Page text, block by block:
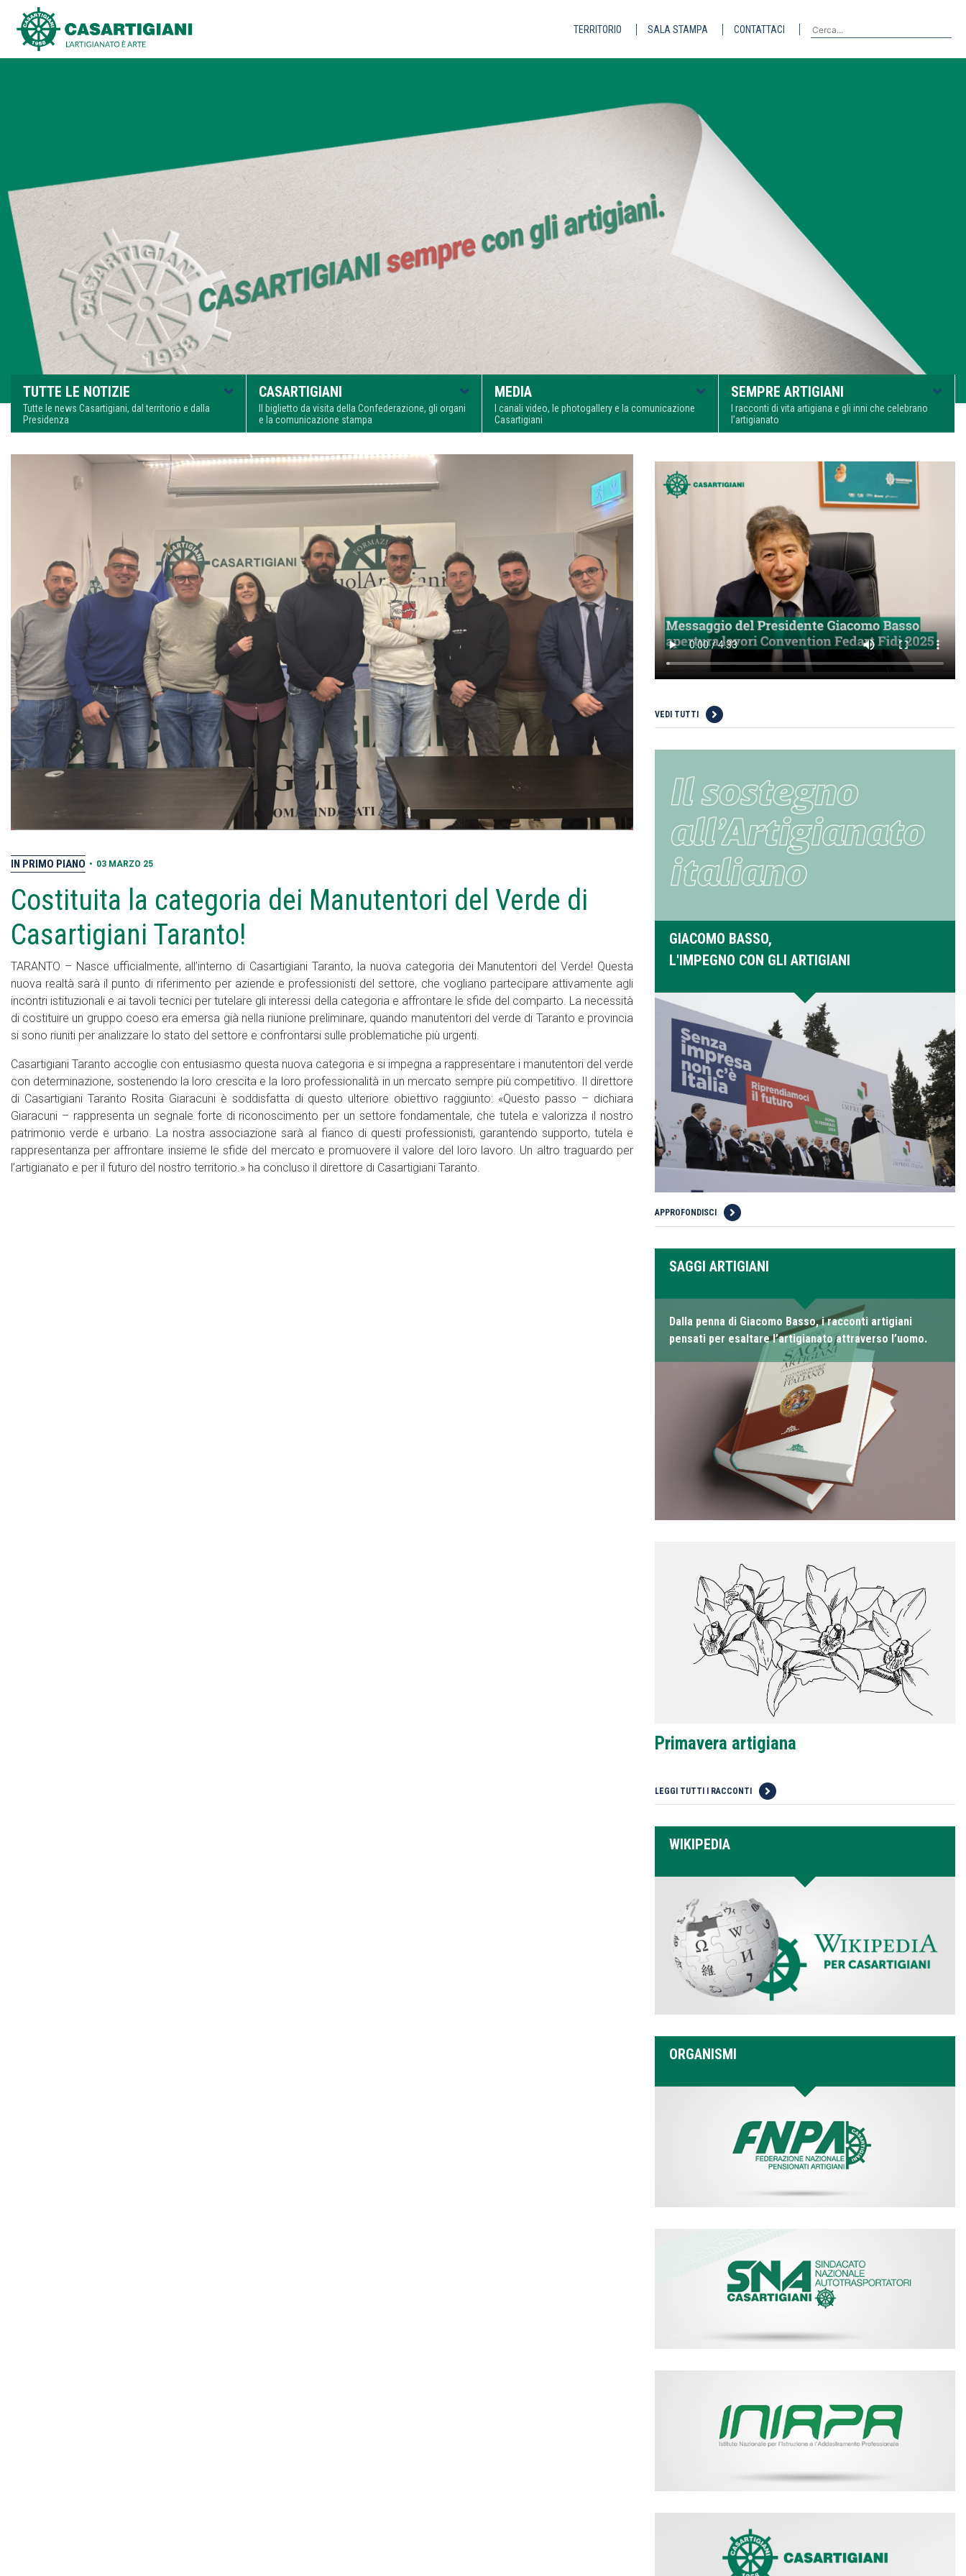
TERRITORIO SALA STAMPA CONTATTACI
TUTTE LE NOTIZIE
Tutte le news Casartigiani, dal territorio e dalla
Presidenza
CASARTIGIANI
Il biglietto da visita della Confederazione, gli organi
e la comunicazione stampa
MEDIA
I canali video, le photogallery e la comunicazione
Casartigiani
SEMPRE ARTIGIANI
I racconti di vita artigiana e gli inni che celebrano
l’artigianato
IN PRIMO PIANO • 03 MARZO 25
Costituita la categoria dei Manutentori del Verde di
Casartigiani Taranto!
TARANTO – Nasce ufficialmente, all’interno di Casartigiani Taranto, la nuova categoria dei Manutentori del Verde! Questa
nuova realtà sarà il punto di riferimento per aziende e professionisti del settore, che vogliano partecipare attivamente agli
incontri istituzionali e ai tavoli tecnici per tutelare gli interessi della categoria e affrontare le sfide del comparto. La necessità
di costituire un gruppo coeso era emersa già nella riunione preliminare, quando manutentori del verde di Taranto e provincia
si sono riuniti per analizzare lo stato del settore e confrontarsi sulle problematiche più urgenti.
Casartigiani Taranto accoglie con entusiasmo questa nuova categoria e si impegna a rappresentare i manutentori del verde
con determinazione, sostenendo la loro crescita e la loro professionalità in un mercato sempre più competitivo. Il direttore
di Casartigiani Taranto Rosita Giaracuni è soddisfatta di questo ulteriore obiettivo raggiunto: «Questo passo – dichiara
Giaracuni – rappresenta un segnale forte di riconoscimento per un settore fondamentale, che tutela e valorizza il nostro
patrimonio verde e urbano. La nostra associazione sarà al fianco di questi professionisti, garantendo supporto, tutela e
rappresentanza per affrontare insieme le sfide del mercato e promuovere il valore del loro lavoro. Un altro traguardo per
l’artigianato e per il futuro del nostro territorio.» ha concluso il direttore di Casartigiani Taranto.
VEDI TUTTI
GIACOMO BASSO,
L'IMPEGNO CON GLI ARTIGIANI
APPROFONDISCI
SAGGI ARTIGIANI
Dalla penna di Giacomo Basso, i racconti artigiani
pensati per esaltare l’artigianato attraverso l’uomo.
Primavera artigiana
LEGGI TUTTI I RACCONTI
WIKIPEDIA
ORGANISMI